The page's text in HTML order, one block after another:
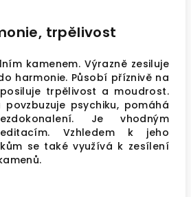
trpělivost
kamenem. Výrazně zesiluje
harmonie. Působí příznivě na
trpělivost a moudrost.
povzbuzuje psychiku, pomáhá
Je vhodným
Vzhledem k jeho
se také využívá k zesílení